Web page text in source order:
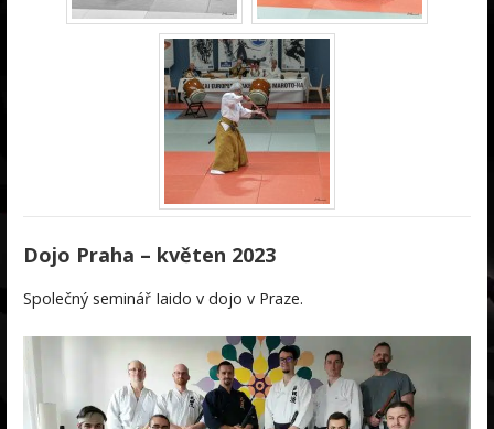
Dojo Praha – květen 2023
Společný seminář Iaido v dojo v Praze.